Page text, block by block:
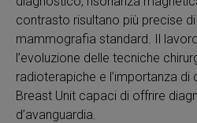
contrasto risultano più precise
mammografia standard. Il
l’evoluzione delle tecniche
radioterapiche e l’importanza
Breast Unit capaci di offrire
d’avanguardia.